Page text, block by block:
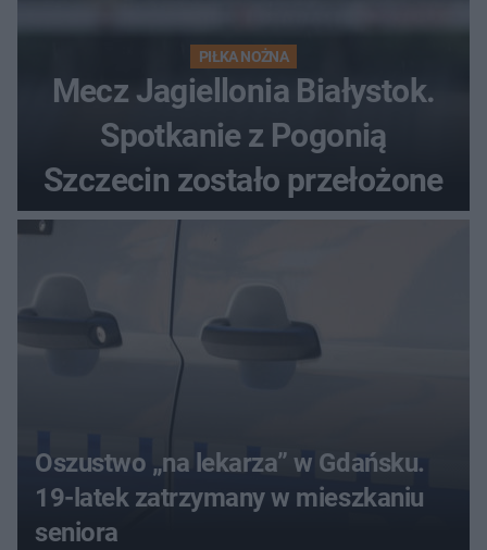
PIŁKA NOŻNA
Mecz Jagiellonia Białystok.
Spotkanie z Pogonią
Szczecin zostało przełożone
Oszustwo „na lekarza” w Gdańsku.
19-latek zatrzymany w mieszkaniu
seniora